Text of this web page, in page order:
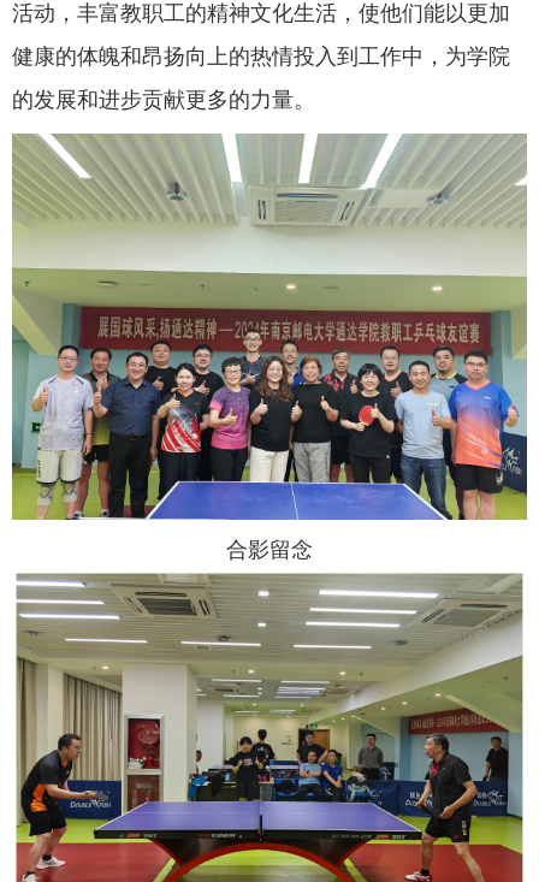
活动，丰富教职工的精神文化生活，使他们能以更加
健康的体魄和昂扬向上的热情投入到工作中，为学院
的发展和进步贡献更多的力量。
合影留念